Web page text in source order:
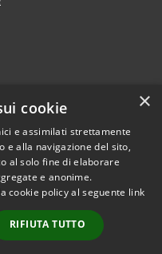
Copyright © 2026 • Comune di
Rosora • Powered by
Municipium•
Accesso
redazione
×
cookie
e assimilati strettamente
e alla navigazione del sito,
al solo fine di elaborare
e anonime.
cookie policy al seguente link
RIFIUTA TUTTO